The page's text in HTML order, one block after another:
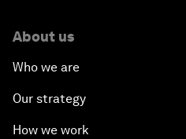
About us
Who we are
Our strategy
How we work